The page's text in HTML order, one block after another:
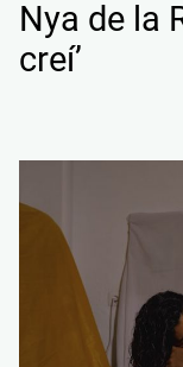
Nya de la
creí’